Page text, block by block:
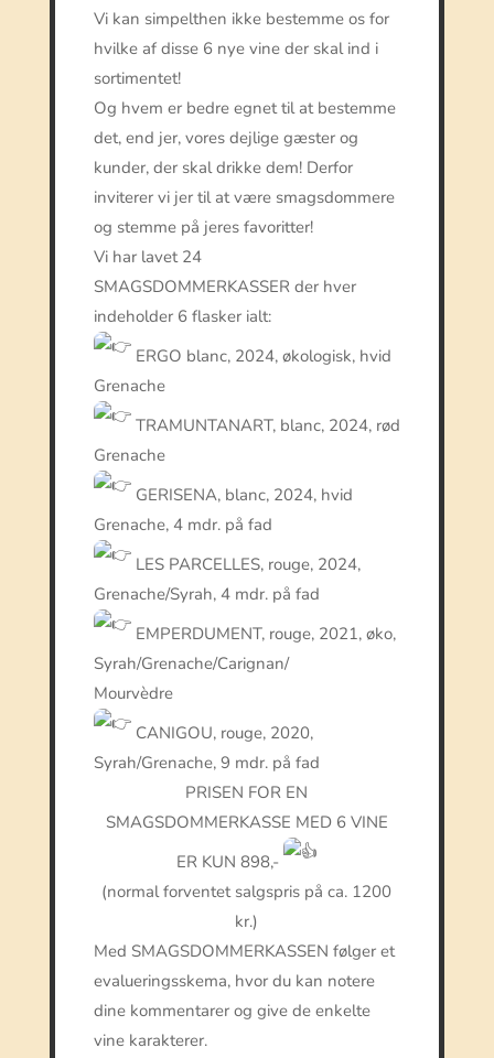
Vi kan simpelthen ikke bestemme os for
hvilke af disse 6 nye vine der skal ind i
sortimentet!
Og hvem er bedre egnet til at bestemme
det, end jer, vores dejlige gæster og
kunder, der skal drikke dem! Derfor
inviterer vi jer til at være smagsdommere
og stemme på jeres favoritter!
Vi har lavet 24
SMAGSDOMMERKASSER der hver
indeholder 6 flasker ialt:
ERGO blanc, 2024, økologisk, hvid
Grenache
TRAMUNTANART, blanc, 2024, rød
Grenache
GERISENA, blanc, 2024, hvid
Grenache, 4 mdr. på fad
LES PARCELLES, rouge, 2024,
Grenache/Syrah, 4 mdr. på fad
EMPERDUMENT, rouge, 2021, øko,
Syrah/Grenache/Carignan/
Mourvèdre
CANIGOU, rouge, 2020,
Syrah/Grenache, 9 mdr. på fad
PRISEN FOR EN
SMAGSDOMMERKASSE MED 6 VINE
ER KUN 898,-
(normal forventet salgspris på ca. 1200
kr.)
Med SMAGSDOMMERKASSEN følger et
evalueringsskema, hvor du kan notere
dine kommentarer og give de enkelte
vine karakterer.